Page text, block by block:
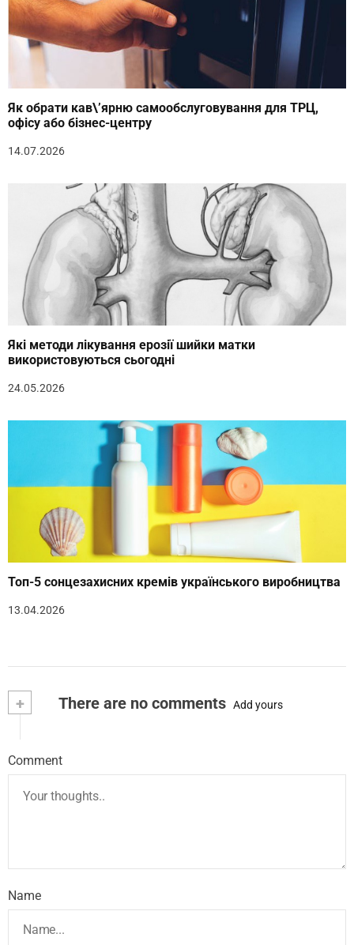
Як обрати кав\’ярню самообслуговування для ТРЦ,
офісу або бізнес-центру
14.07.2026
Які методи лікування ерозії шийки матки
використовуються сьогодні
24.05.2026
Топ-5 сонцезахисних кремів українського виробництва
13.04.2026
+ There are no comments Add yours
Comment
Name